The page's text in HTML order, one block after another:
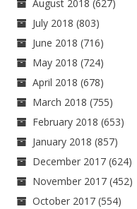
August 2018 (627)
July 2018 (803)
June 2018 (716)
May 2018 (724)
April 2018 (678)
March 2018 (755)
February 2018 (653)
January 2018 (857)
December 2017 (624)
November 2017 (452)
October 2017 (554)